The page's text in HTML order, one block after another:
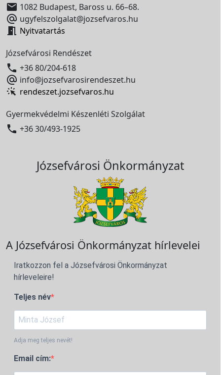
 1082 Budapest, Baross u. 66–68.
 ugyfelszolgalat@jozsefvaros.hu
 Nyitvatartás
Józsefvárosi Rendészet
 +36 80/204-618
 info@jozsefvarosirendeszet.hu
rendeszet.jozsefvaros.hu
Gyermekvédelmi Készenléti Szolgálat
 +36 30/493-1925
Józsefvárosi Önkormányzat
A Józsefvárosi Önkormányzat hírlevelei
Iratkozzon fel a Józsefvárosi Önkormányzat
hírleveleire!
Teljes név
Adja meg teljes nevét!
Email cím: